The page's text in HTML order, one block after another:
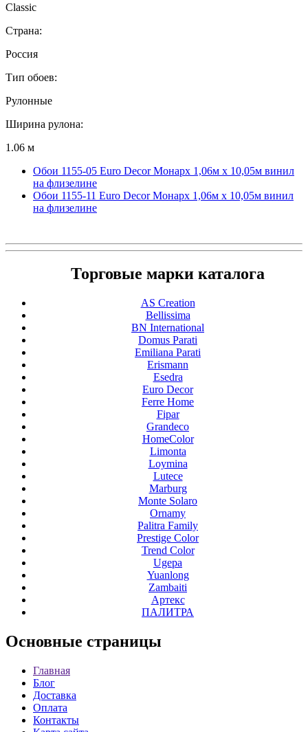
Classic
Страна:
Россия
Тип обоев:
Рулонные
Ширина рулона:
1.06 м
Обои 1155-05 Euro Decor Монарх 1,06м х 10,05м винил
на флизелине
Обои 1155-11 Euro Decor Монарх 1,06м х 10,05м винил
на флизелине
Торговые марки каталога
AS Creation
Bellissima
BN International
Domus Parati
Emiliana Parati
Erismann
Esedra
Euro Decor
Ferre Home
Fipar
Grandeco
HomeColor
Limonta
Loymina
Lutece
Marburg
Monte Solaro
Ornamy
Palitra Family
Prestige Color
Trend Color
Ugepa
Yuanlong
Zambaiti
Артекс
ПАЛИТРА
Основные страницы
Главная
Блог
Доставка
Оплата
Контакты